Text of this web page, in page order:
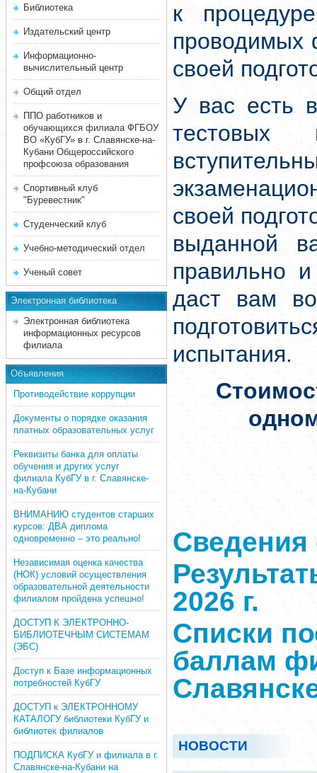
Библиотека
Издательский центр
Информационно-
вычислительный центр
Общий отдел
ППО работников и
обучающихся филиала ФГБОУ
ВО «КубГУ» в г. Славянске-на-
Кубани Общероссийского
профсоюза образования
Спортивный клуб
"Буревестник"
Студенческий клуб
Учебно-методический отдел
Ученый совет
Электронная библиотека
Электронная библиотека
информационных ресурсов
филиала
Объявления
Противодействие коррупции
Документы о порядке оказания
платных образовательных услуг
Реквизиты банка для оплаты
обучения и других услуг
филиала КубГУ в г. Славянске-
на-Кубани
ВНИМАНИЮ студентов старших
курсов: ДВА диплома
одновременно – это реально!
Независимая оценка качества
(НОК) условий осуществления
образовательной деятельности
филиалом пройдена успешно!
ДОСТУП К ЭЛЕКТРОННО-
БИБЛИОТЕЧНЫМ СИСТЕМАМ
(ЭБС)
Доступ к Базе информационных
потребностей КубГУ
ДОСТУП к ЭЛЕКТРОННОМУ
КАТАЛОГУ библиотеки КубГУ и
библиотек филиалов
ПОДПИСКА КубГУ и филиала в г.
Славянске-на-Кубани на
к
проводимых
своей
У вас есть
тестовых
своей
выданной
правильно
даст вам
испытания.
Сведения
2026 г.
Списки
баллам
НОВОСТИ